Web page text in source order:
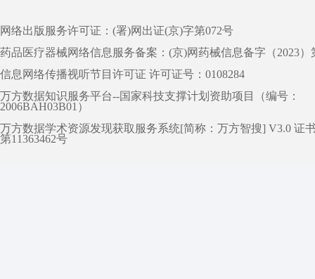
网络出版服务许可证：(署)网出证(京)字第072号
药品医疗器械网络信息服务备案：(京)网药械信息备字（2023）
信息网络传播视听节目许可证 许可证号：0108284
万方数据知识服务平台--国家科技支撑计划资助项目（编号：
2006BAH03B01）
万方数据学术资源发现获取服务系统[简称：万方智搜] V3.0 证
第11363462号